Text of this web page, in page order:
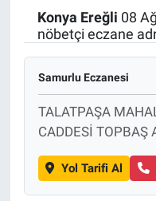
Konya Ereğli 08
nöbetçi eczane
Samurlu Eczanesi
TALATPAŞA
CADDESİ TOPBAŞ
Yol Tarifi Al
Politika
Bilecik
Kütahya
Genel